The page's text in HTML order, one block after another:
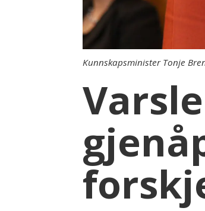
Kunnskapsminister Tonje